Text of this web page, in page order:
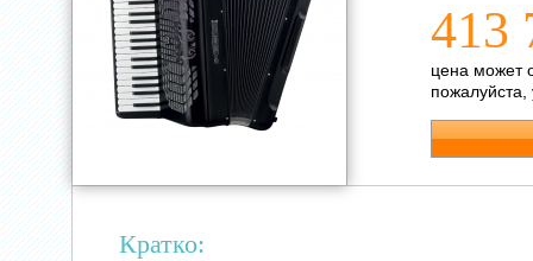
413
цена может
пожалуйста,
Кратко: